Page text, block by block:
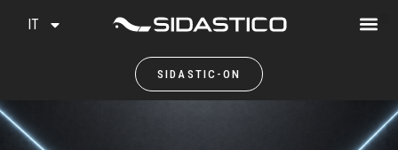
SIDASTIC-ON
IT